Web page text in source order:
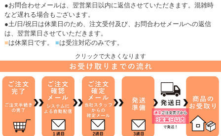
●お問合わせメールは、翌営業日以内に返信させていただきます。混雑時
など遅れる場合もございます。
●土/日/祝日は休業日のため、注文受付及び、お問合わせメールへの返信
は、翌営業日させていただきます。
■は休業日です。 ■は受注対応のみです。
クリックで大きくなります